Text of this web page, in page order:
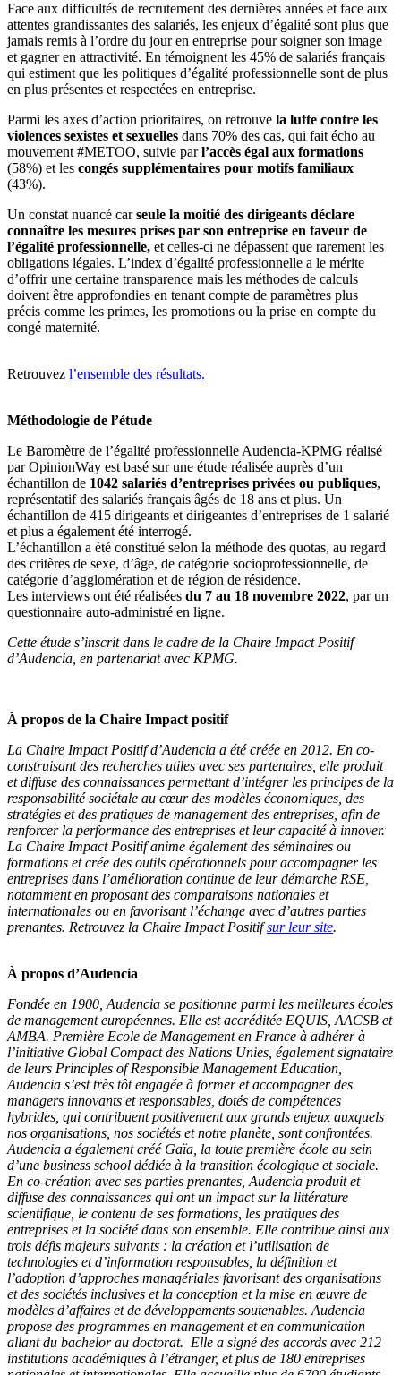
Face aux difficultés de recrutement des dernières années et face aux
attentes grandissantes des salariés, les enjeux d’égalité sont plus que
jamais remis à l’ordre du jour en entreprise pour soigner son image
et gagner en attractivité. En témoignent les 45% de salariés français
qui estiment que les politiques d’égalité professionnelle sont de plus
en plus présentes et respectées en entreprise.
Parmi les axes d’action prioritaires, on retrouve la lutte contre les
violences sexistes et sexuelles dans 70% des cas, qui fait écho au
mouvement #METOO, suivie parl’accès égal aux formations
(58%) et les congés supplémentaires pour motifs familiaux
(43%).
Un constat nuancé carseule la moitié des dirigeants déclare
connaître les mesures prises par son entreprise en faveur de
l’égalité professionnelle, et celles-ci ne dépassent que rarement les
obligations légales. L’index d’égalité professionnelle a le mérite
d’offrir une certaine transparence mais les méthodes de calculs
doivent être approfondies en tenant compte de paramètres plus
précis comme les primes, les promotions ou la prise en compte du
congé maternité.
Retrouvez l’ensemble des résultats.
Méthodologie de l’étude
Le Baromètre de l’égalité professionnelle Audencia-KPMG réalisé
par OpinionWay est basé sur une étude réalisée auprès d’un
échantillon de 1042 salariés d’entreprises privées ou publiques,
représentatif des salariés français âgés de 18 ans et plus. Un
échantillon de 415 dirigeants et dirigeantes d’entreprises de 1 salarié
et plus a également été interrogé.
L’échantillon a été constitué selon la méthode des quotas, au regard
des critères de sexe, d’âge, de catégorie socioprofessionnelle, de
catégorie d’agglomération et de région de résidence.
Les interviews ont été réalisées du 7 au 18 novembre 2022, par un
questionnaire auto-administré en ligne.
Cette étude s’inscrit dans le cadre de la Chaire Impact Positif
d’Audencia, en partenariat avec KPMG.
À propos de la Chaire Impact positif
La Chaire Impact Positif d’Audencia a été créée en 2012. En co-
construisant des recherches utiles avec ses partenaires, elle produit
et diffuse des connaissances permettant d’intégrer les principes de la
responsabilité sociétale au cœur des modèles économiques, des
stratégies et des pratiques de management des entreprises, afin de
renforcer la performance des entreprises et leur capacité à innover.
La Chaire Impact Positif anime également des séminaires ou
formations et crée des outils opérationnels pour accompagner les
entreprises dans l’amélioration continue de leur démarche RSE,
notamment en proposant des comparaisons nationales et
internationales ou en favorisant l’échange avec d’autres parties
prenantes. Retrouvez la Chaire Impact Positifsur leur site.
À propos d’Audencia
Fondée en 1900, Audencia se positionne parmi les meilleures écoles
de management européennes. Elle est accréditée EQUIS, AACSB et
AMBA. Première Ecole de Management en France à adhérer à
l’initiative Global Compact des Nations Unies, également signataire
de leurs Principles of Responsible Management Education,
Audencia s’est très tôt engagée à former et accompagner des
managers innovants et responsables, dotés de compétences
hybrides, qui contribuent positivement aux grands enjeux auxquels
nos organisations, nos sociétés et notre planète, sont confrontées.
Audencia a également créé Gaïa, la toute première école au sein
d’une business school dédiée à la transition écologique et sociale.
En co-création avec ses parties prenantes, Audencia produit et
diffuse des connaissances qui ont un impact sur la littérature
scientifique, le contenu de ses formations, les pratiques des
entreprises et la société dans son ensemble. Elle contribue ainsi aux
trois défis majeurs suivants : la création et l’utilisation de
technologies et d’information responsables, la définition et
l’adoption d’approches managériales favorisant des organisations
et des sociétés inclusives et la conception et la mise en œuvre de
modèles d’affaires et de développements soutenables. Audencia
propose des programmes en management et en communication
allant du bachelor au doctorat. Elle a signé des accords avec 212
institutions académiques à l’étranger, et plus de 180 entreprises